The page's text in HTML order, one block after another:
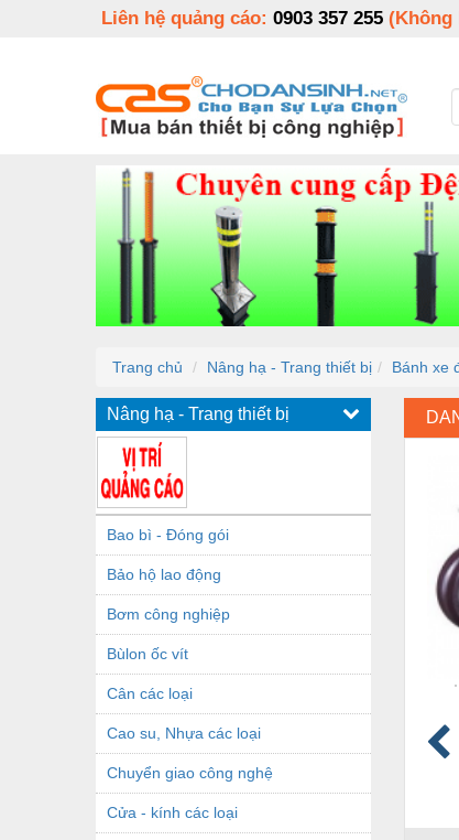
Liên hệ quảng cáo: 0903 357 255 (Không
Trang chủ Nâng hạ - Trang thiết bị Bánh xe
Nâng hạ - Trang thiết bị
Bao bì - Đóng gói
Bảo hộ lao động
Bơm công nghiệp
Bùlon ốc vít
Cân các loại
Cao su, Nhựa các loại
Chuyển giao công nghệ
Cửa - kính các loại